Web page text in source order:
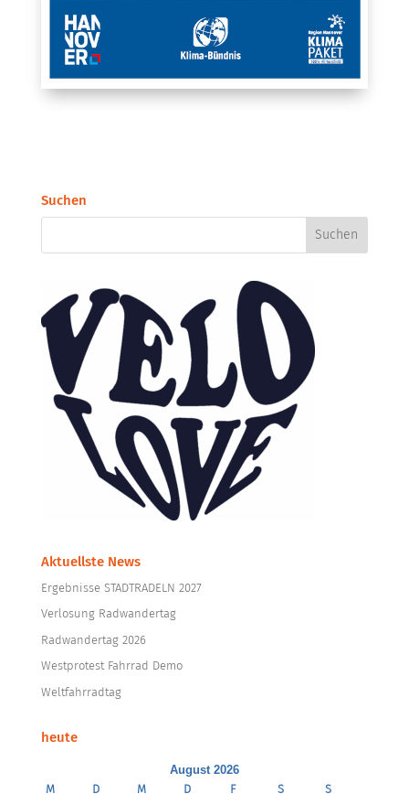
Suchen
Aktuellste News
Ergebnisse STADTRADELN 2027
Verlosung Radwandertag
Radwandertag 2026
Westprotest Fahrrad Demo
Weltfahrradtag
heute
August 2026
M
D M D F S
S